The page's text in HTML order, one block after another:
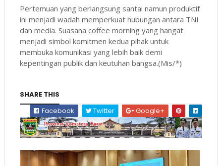
Pertemuan yang berlangsung santai namun produktif
ini menjadi wadah memperkuat hubungan antara TNI
dan media. Suasana coffee morning yang hangat
menjadi simbol komitmen kedua pihak untuk
membuka komunikasi yang lebih baik demi
kepentingan publik dan keutuhan bangsa.(Mis/*)
SHARE THIS
Facebook
Twitter Google+